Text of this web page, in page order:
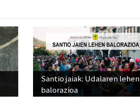
Santio jaiak: Udalaren lehen
balorazioa